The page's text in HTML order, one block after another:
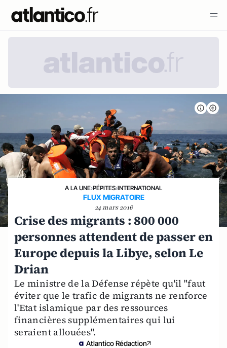
A LA UNE›PÉPITES›INTERNATIONAL
FLUX MIGRATOIRE
24 mars 2016
Crise des migrants : 800 000
personnes attendent de passer en
Europe depuis la Libye, selon Le
Drian
Le ministre de la Défense répète qu'il "faut
éviter que le trafic de migrants ne renforce
l'Etat islamique par des ressources
financières supplémentaires qui lui
seraient allouées".
Atlantico Rédaction